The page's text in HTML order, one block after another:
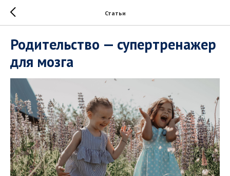
Статьи
Родительство — супертренажер
для мозга